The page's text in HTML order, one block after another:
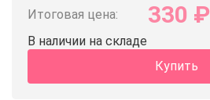
Итоговая цена: 330 ₽
В наличии на складе
Купить